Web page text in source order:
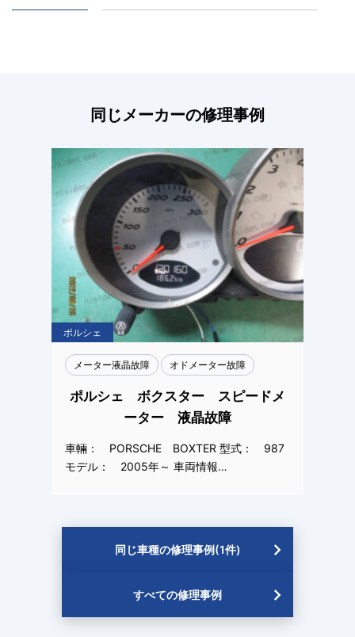
同じメーカーの修理事例
ポルシェ
メーター液晶故障 オドメーター故障
ポルシェ ボクスター スピードメ
ーター 液晶故障
車輛： PORSCHE BOXTER 型式： 987
モデル： 2005年～ 車両情報…
同じ車種の修理事例(1件)
すべての修理事例